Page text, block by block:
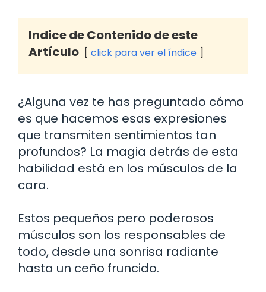
Indice de Contenido de este
Artículo
click para ver el índice
¿Alguna vez te has preguntado cómo
es que hacemos esas expresiones
que transmiten sentimientos tan
profundos? La magia detrás de esta
habilidad está en los músculos de la
cara.
Estos pequeños pero poderosos
músculos son los responsables de
todo, desde una sonrisa radiante
hasta un ceño fruncido.